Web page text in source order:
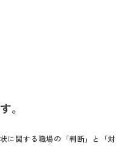
。
に関する職場の「判断」と「対